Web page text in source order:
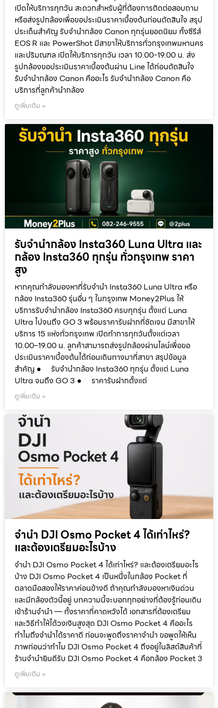
เปิดให้บริการทุกวัน สะดวกสำหรับผู้ที่ต้องการติดต่อสอบถาม
หรือส่งรูปกล้องเพื่อขอประเมินราคาเบื้องต้นก่อนตัดสินใจ สรุป
ประเด็นสำคัญ รับจำนำกล้อง Canon ทุกรุ่นยอดนิยม ทั้งซีรีส์
EOS R และ PowerShot มีสาขาให้บริการทั่วกรุงเทพมหานคร
และปริมณฑล เปิดให้บริการทุกวัน เวลา 10.00-19.00 น. ส่ง
รูปกล้องขอประเมินราคาเบื้องต้นผ่าน Line ได้ก่อนตัดสินใจ
รับจำนำกล้อง Canon คืออะไร รับจำนำกล้อง Canon คือ
บริการที่ลูกค้านำกล้อง
ดูเพิ่มเติม »
รับจำนำกล้อง Insta360 Luna Ultra และ
กล้อง Insta360 ทุกรุ่น ทั่วกรุงเทพ ราคา
สูง
หากคุณกำลังมองหาที่รับจำนำ Insta360 Luna Ultra หรือ
กล้อง Insta360 รุ่นอื่น ๆ ในกรุงเทพ Money2Plus ให้
บริการรับจำนำกล้อง Insta360 ครบทุกรุ่น ตั้งแต่ Luna
Ultra ไปจนถึง GO 3 พร้อมราคารับฝากที่ชัดเจน มีสาขาให้
บริการ 15 แห่งทั่วกรุงเทพ เปิดทำการทุกวันตั้งแต่เวลา
10.00–19.00 น. ลูกค้าสามารถส่งรูปกล้องผ่านไลน์เพื่อขอ
ประเมินราคาเบื้องต้นได้ก่อนเดินทางมาที่สาขา สรุปข้อมูล
สำคัญ ● รับจำนำกล้อง Insta360 ทุกรุ่น ตั้งแต่ Luna
Ultra จนถึง GO 3 ● ราคารับฝากตั้งแต่
ดูเพิ่มเติม »
จำนำ DJI Osmo Pocket 4 ได้เท่าไหร่?
และต้องเตรียมอะไรบ้าง
จำนำ DJI Osmo Pocket 4 ได้เท่าไหร่? และต้องเตรียมอะไร
บ้าง DJI Osmo Pocket 4 เป็นหนึ่งในกล้อง Pocket ที่
ตลาดมือสองให้ราคาค่อนข้างดี ถ้าคุณกำลังมองหาเงินด่วน
และมีกล้องตัวนี้อยู่ บทความนี้จะบอกทุกอย่างที่ต้องรู้ก่อนเดิน
เข้าร้านจำนำ — ทั้งราคาที่คาดหวังได้ เอกสารที่ต้องเตรียม
และวิธีทำให้ได้วงเงินสูงสุด DJI Osmo Pocket 4 คืออะไร
ทำไมถึงจำนำได้ราคาดี ก่อนจะพูดถึงราคาจำนำ ขอพูดให้เห็น
ภาพก่อนว่าทำไม DJI Osmo Pocket 4 ถึงอยู่ในลิสต์สินค้าที่
ร้านจำนำยินดีรับ DJI Osmo Pocket 4 คือกล้อง Pocket 3
ดูเพิ่มเติม »